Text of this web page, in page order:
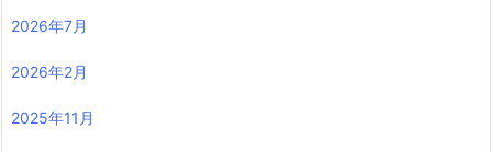
2026年7月
2026年2月
2025年11月